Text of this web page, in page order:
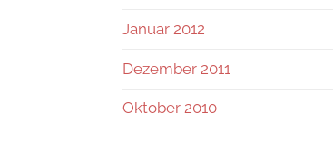
Januar 2012
Dezember 2011
Oktober 2010